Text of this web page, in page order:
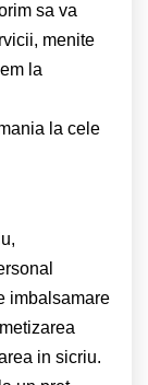
sa va
menite
la
la cele
imbalsamare
in sicriu.